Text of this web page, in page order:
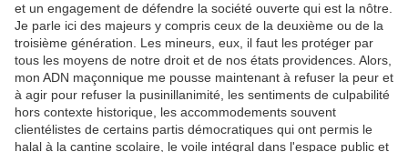
et un engagement de défendre la société ouverte qui est la nôtre.
Je parle ici des majeurs y compris ceux de la deuxième ou de la
troisième génération. Les mineurs, eux, il faut les protéger par
tous les moyens de notre droit et de nos états providences. Alors,
mon ADN maçonnique me pousse maintenant à refuser la peur et
à agir pour refuser la pusinillanimité, les sentiments de culpabilité
hors contexte historique, les accommodements souvent
clientélistes de certains partis démocratiques qui ont permis le
halal à la cantine scolaire, le voile intégral dans l'espace public et